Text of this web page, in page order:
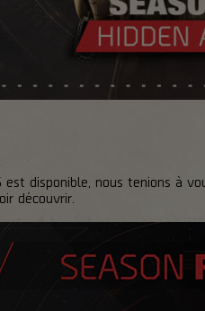
disponible, nous tenions à
découvrir.